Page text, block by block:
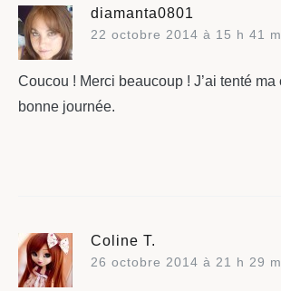
diamanta0801
22 octobre 2014 à 15 h 41
Coucou ! Merci beaucoup ! J’ai tenté
bonne journée.
Coline T.
26 octobre 2014 à 21 h 29